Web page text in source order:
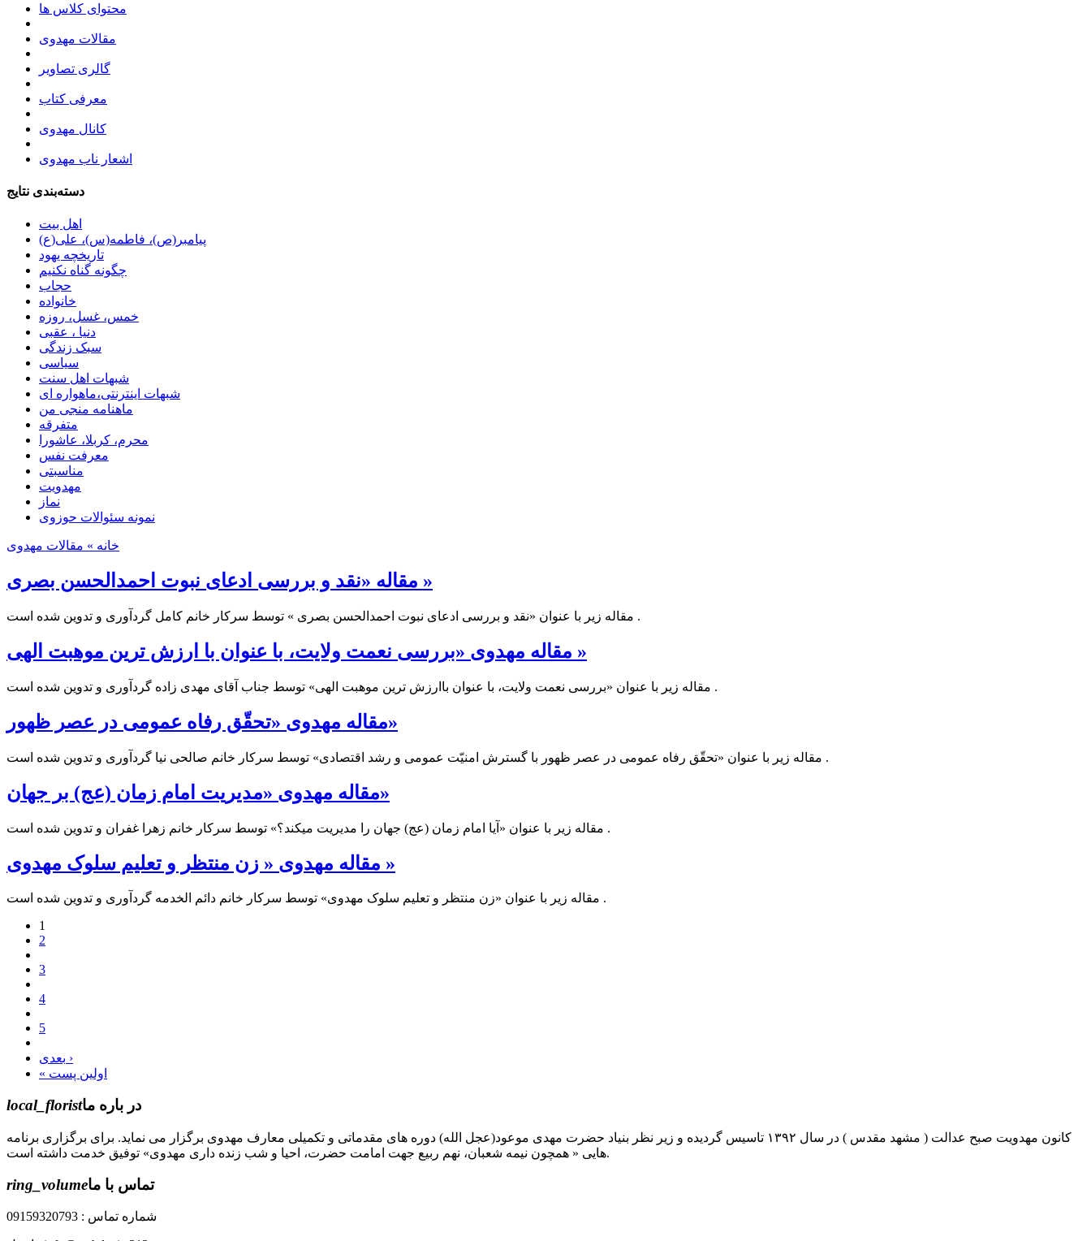
محتوای کلاس ها
مقالات مهدوی
گالری تصاویر
معرفی کتاب
کانال مهدوی
اشعار ناب مهدوی
دسته‌بندی نتایج
اهل بیت
پیامبر(ص)، فاطمه(س)، علی(ع)
تاریخچه یهود
چگونه گناه نکنیم
حجاب
خانواده
خمس، غسل، روزه
دنیا ، عقبی
سبک زندگی
سیاسی
شبهات اهل سنت
شبهات اینترنتی،ماهواره ای
ماهنامه منجی من
متفرقه
محرم، کربلا، عاشورا
معرفت نفس
مناسبتی
مهدویت
نماز
نمونه سئوالات حوزوی
خانه » مقالات مهدوی
مقاله «نقد و بررسی ادعای نبوت احمدالحسن بصری »
مقاله زیر با عنوان «نقد و بررسی ادعای نبوت احمدالحسن بصری » توسط سرکار خانم کامل گردآوری و تدوین شده است .
مقاله مهدوی «بررسی نعمت ولایت، با عنوان با ارزش ترین موهبت الهی »
مقاله زیر با عنوان «بررسی نعمت ولایت، با عنوان باارزش ترین موهبت الهی» توسط جناب آقای مهدی زاده گردآوری و تدوین شده است .
مقاله مهدوی «تحقّق رفاه عمومی در عصر ظهور»
مقاله زیر با عنوان «تحقّق رفاه عمومی در عصر ظهور با گسترش امنیّت عمومی و رشد اقتصادی» توسط سرکار خانم صالحی نیا گردآوری و تدوین شده است .
مقاله مهدوی «مدیریت امام زمان (عج) بر جهان»
مقاله زیر با عنوان «آیا امام زمان (عج) جهان را مدیریت میکند؟» توسط سرکار خانم زهرا غفران و تدوین شده است .
مقاله مهدوی « زن منتظر و تعلیم سلوک مهدوی »
مقاله زیر با عنوان «زن منتظر و تعلیم سلوک مهدوی» توسط سرکار خانم دائم الخدمه گردآوری و تدوین شده است .
1
2
3
4
5
بعدی ›
« اولین پست
local_floristدر باره ما
کانون مهدویت صبح عدالت ( مشهد مقدس ) در سال ۱۳۹۲ تاسیس گردیده و زیر نظر بنیاد حضرت مهدی موعود(عجل الله) دوره های مقدماتی و تکمیلی معارف مهدوی برگزار می نماید. برای برگزاری برنامه
هایی « همچون نیمه شعبان، نهم ربیع جهت امامت حضرت، احیا و شب زنده داری مهدوی» توفیق خدمت داشته است.
ring_volumeتماس با ما
شماره تماس : 09159320793